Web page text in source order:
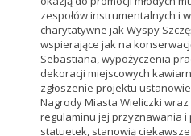
zespołów instrumentalnych i
charytatywne jak Wyspy
wspierające jak na
Sebastiana, wypożyczenia
dekoracji miejscowych
zgłoszenie projektu
Nagrody Miasta Wieliczki
regulaminu jej przyznawania i
statuetek, stanowią